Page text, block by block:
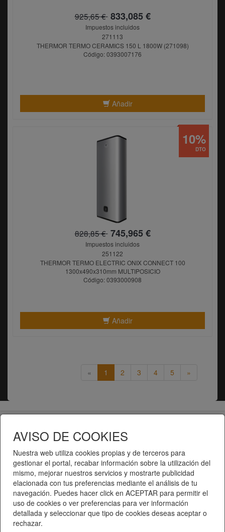
AVISO DE COOKIES
Nuestra web utiliza cookies propias y de terceros para
gestionar el portal, recabar información sobre la utilización del
mismo, mejorar nuestros servicios y mostrarte publicidad
elacionada con tus preferencias mediante el análisis de tu
navegación. Puedes hacer click en ACEPTAR para permitir el
uso de cookies o ver preferencias para ver información
detallada y seleccionar que tipo de cookies deseas aceptar o
rechazar.
925,65 €833,085 €
Impuestos incluidos
271113
THERMOR TERMO CERAMICS 150 L 1800W (271098)
Código: 0393007176
Añadir
828,85 €745,965 €
Impuestos incluidos
251122
THERMOR TERMO ELECTRIC ONIX CONNECT 100
1300x490x310mm MULTIPOSICIO
Código: 0393000908
Añadir
DTO
10%
« 1 2 3 4 5 »
Telematel S.L.
Inici